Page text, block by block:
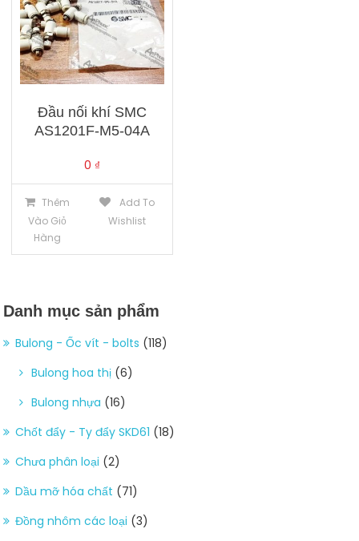
Đầu nối khí SMC
AS1201F-M5-04A
0 ₫
Thêm
Vào Giỏ
Hàng
Add To
Wishlist
Danh mục sản phẩm
Bulong - Ốc vít - bolts (118)
Bulong hoa thị (6)
Bulong nhựa (16)
Chốt đẩy - Ty đẩy SKD61 (18)
Chưa phân loại (2)
Dầu mỡ hóa chất (71)
Đồng nhôm các loại (3)